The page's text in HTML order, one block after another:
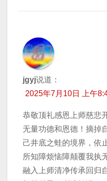
jgyj说道：
2025年7月10日 上午
恭敬顶礼感恩上师慈悲
无量功德和恩德！摘掉
己井底之蛙的境界，依
所知障烦恼障颠覆我执
融入上师清净传承回归